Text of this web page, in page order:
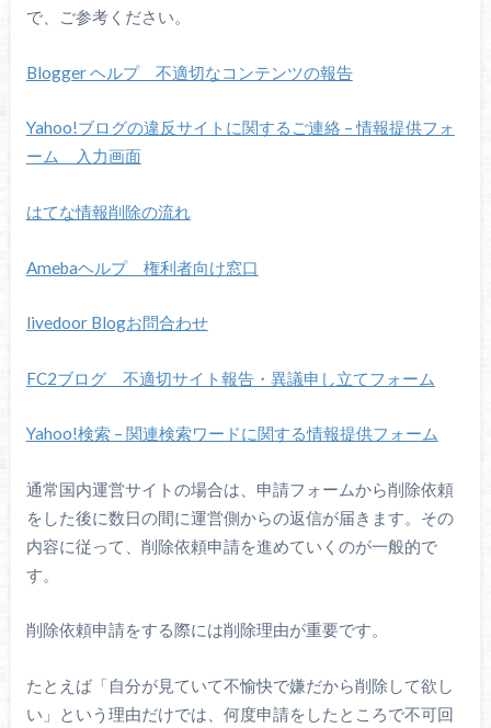
で、ご参考ください。
Blogger ヘルプ 不適切なコンテンツの報告
Yahoo!ブログの違反サイトに関するご連絡 – 情報提供フォ
ーム 入力画面
はてな情報削除の流れ
Amebaヘルプ 権利者向け窓口
livedoor Blogお問合わせ
FC2ブログ 不適切サイト報告・異議申し立てフォーム
Yahoo!検索 – 関連検索ワードに関する情報提供フォーム
通常国内運営サイトの場合は、申請フォームから削除依頼
をした後に数日の間に運営側からの返信が届きます。その
内容に従って、削除依頼申請を進めていくのが一般的で
す。
削除依頼申請をする際には削除理由が重要です。
たとえば「自分が見ていて不愉快で嫌だから削除して欲し
い」という理由だけでは、何度申請をしたところで不可回